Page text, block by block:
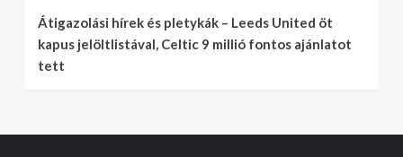
Átigazolási hírek és pletykák – Leeds United öt
kapus jelöltlistával, Celtic 9 millió fontos ajánlatot
tett